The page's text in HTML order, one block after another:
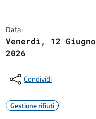
Data:
Venerdì, 12 Giugno
2026
Condividi
Gestione rifiuti